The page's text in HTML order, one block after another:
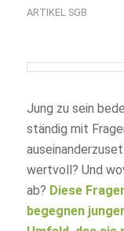
ARTIKEL SGB
Jung zu sein
ständig mit
wertvoll? Und
ab? Diese
begegnen